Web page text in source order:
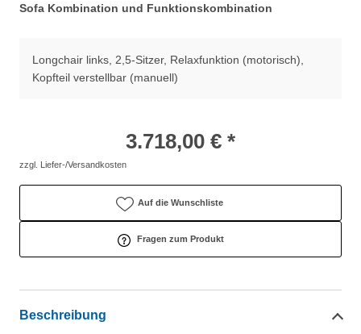
Sofa Kombination und Funktionskombination
Longchair links, 2,5-Sitzer, Relaxfunktion (motorisch),
Kopfteil verstellbar (manuell)
3.718,00 € *
zzgl. Liefer-/Versandkosten
Auf die Wunschliste
Fragen zum Produkt
Beschreibung